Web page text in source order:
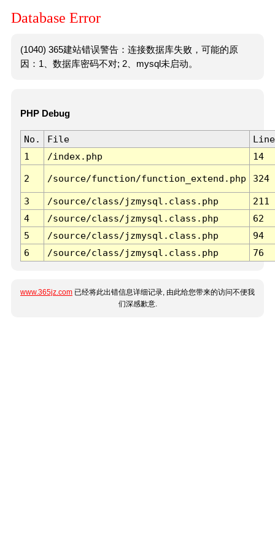
Database Error
(1040) 365建站错误警告：连接数据库失败，可能的原
因：1、数据库密码不对; 2、mysql未启动。
PHP Debug
No. File
Line
1
/index.php 14
2 /source/function/function_extend.php 324
3 /source/class/jzmysql.class.php
211
4
/source/class/jzmysql.class.php
62
5
/source/class/jzmysql.class.php
94
6
/source/class/jzmysql.class.php 76
www.365jz.com 已经将此出错信息详细记录, 由此给您带来的访问不便我
们深感歉意.